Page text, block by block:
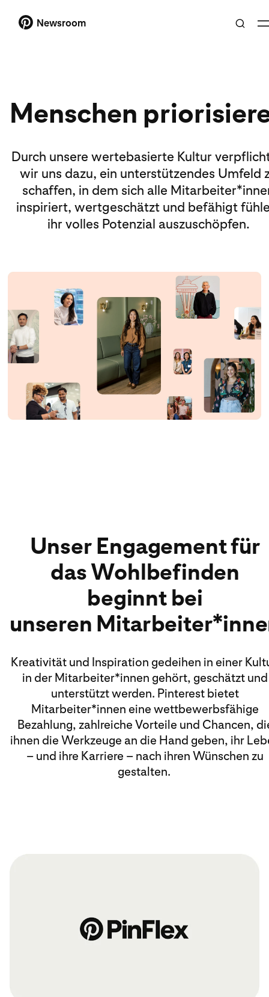
Newsroom
Menschen
Durch unsere wertebasierte Kultur
wir uns dazu, ein unterstützendes Umfeld
schaffen, in dem sich alle
inspiriert, wertgeschätzt und befähigt
ihr volles Potenzial auszuschöpfen.
Unser Engagement für
das Wohlbefinden
beginnt bei
unseren
Kreativität und Inspiration gedeihen in einer
in der Mitarbeiter*innen gehört, geschätzt und
unterstützt werden. Pinterest bietet
Mitarbeiter*innen eine wettbewerbsfähige
Bezahlung, zahlreiche Vorteile und Chancen,
ihnen die Werkzeuge an die Hand geben, ihr
– und ihre Karriere – nach ihren Wünschen zu
gestalten.